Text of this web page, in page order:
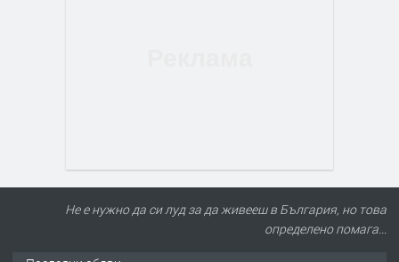
Не е нужно да си луд за да живееш в България, но това
определено помага...